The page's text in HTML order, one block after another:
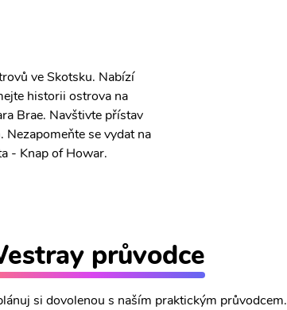
ve Skotsku. Nabízí
historii ostrova na
Brae. Navštivte přístav
se vydat na
- Knap of Howar.
průvodce
si dovolenou s naším praktickým průvodcem.